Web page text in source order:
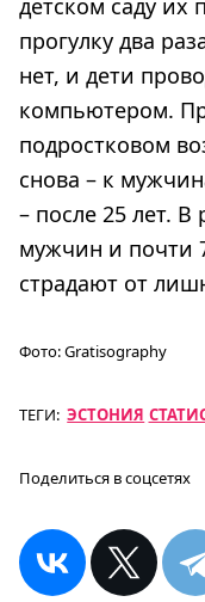
прогулку два
нет, и дети
компьютером.
подростковом
снова – к
– после 25 лет. В
мужчин и почти
страдают от
Фото:Gratisography
ТЕГИ: ЭСТОНИЯ
Поделиться в соцсетях